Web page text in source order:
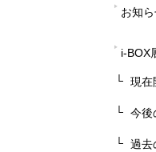
お知
i-BOX
現在
今後
過去